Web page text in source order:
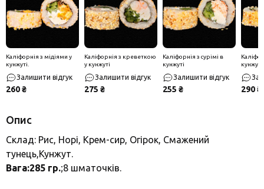
Каліфорнія з мідіями у
кунжуті.
Залишити відгук
260 ₴
Каліфорнія з креветкою
у кунжуті
Залишити відгук
275 ₴
Каліфорнія з сурімі в
кунжуті
Залишити відгук
255 ₴
кунжуті
290 ₴
Опис
Склад: Рис, Норі, Крем-сир, Огірок, Смажений
тунець,Кунжут.
Вага:285 гр.;8 шматочків.